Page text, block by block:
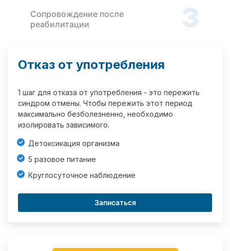
Сопровождение после
реабилитации
3
Отказ от употребления
1 шаг для отказа от употребления - это пережить
синдром отмены. Чтобы пережить этот период
максимально безболезненно, необходимо
изолировать зависимого.
Детоксикация организма
5 разовое питание
Круглосуточное наблюдение
Записаться